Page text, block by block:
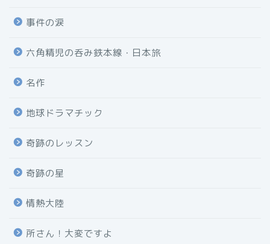
事件の涙
六角精児の呑み鉄本線・日本旅
名作
地球ドラマチック
奇跡のレッスン
奇跡の星
情熱大陸
所さん！大変ですよ